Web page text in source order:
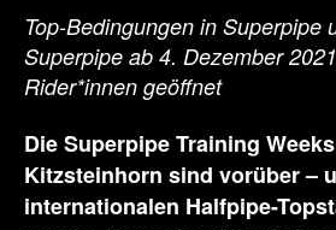
Top-Bedingungen in Superpipe
Superpipe ab 4. Dezember
Rider*innen geöffnet
DieSuperpipe Training Weeks
Kitzsteinhorn sind vorüber –
internationalen Halfpipe-